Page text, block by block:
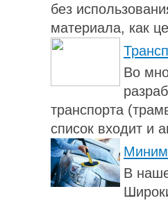
без
материала, как
Во
транспорта
список входит и
В